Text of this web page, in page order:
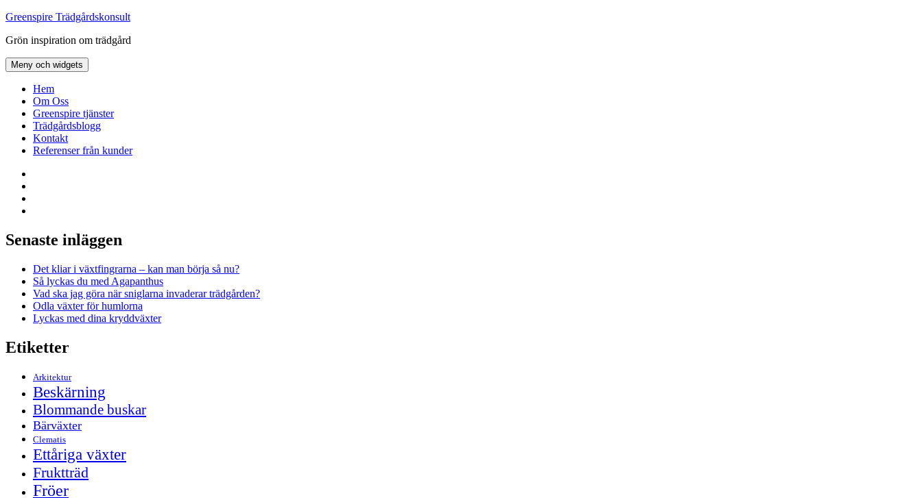
Hoppa
innehåll
Greenspire Trädgårdskonsult
Grön inspiration om trädgård
Meny och widgets
Hem
Om Oss
Greenspire tjänster
Trädgårdsblogg
Kontakt
Referenser från kunder
Senaste inläggen
Det kliar i växtfingrarna – kan man börja så nu?
Så lyckas du med Agapanthus
Vad ska jag göra när sniglarna invaderar trädgården?
Odla växter för humlorna
Lyckas med dina kryddväxter
Etiketter
Arkitektur
Beskärning
Blommande buskar
Bärväxter
Clematis
Ettåriga växter
Fruktträd
Fröer